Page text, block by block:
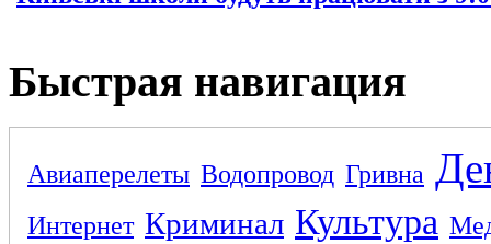
Быстрая навигация
Авиаперелеты Водопровод Гривна
Интернет Криминал Культура